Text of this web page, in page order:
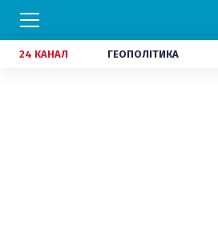
24 КАНАЛ ГЕОПОЛІТИКА